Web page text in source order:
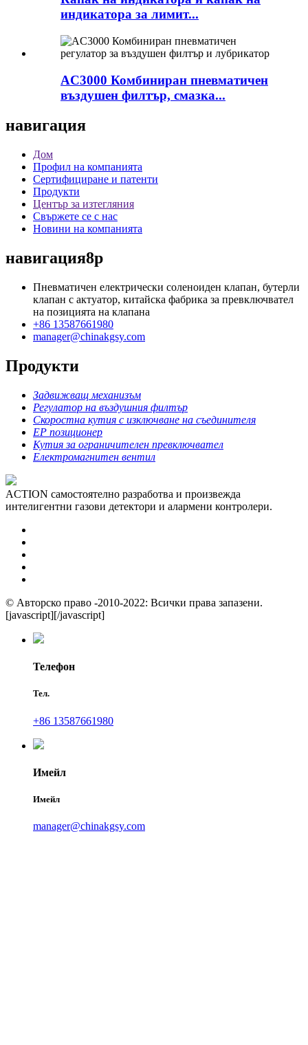
индикатора за лимит...
AC3000 Комбиниран пневматичен
въздушен филтър, смазка...
навигация
Дом
Профил на компанията
Сертифициране и патенти
Продукти
Център за изтегляния
Свържете се с нас
Новини на компанията
навигация8p
Пневматичен електрически соленоиден клапан, бутерли
клапан с актуатор, китайска фабрика за превключвател
на позицията на клапана
+86 13587661980
manager@chinakgsy.com
Продукти
Задвижващ механизъм
Регулатор на въздушния филтър
Скоростна кутия с изключване на съединителя
EP позиционер
Кутия за ограничителен превключвател
Електромагнитен вентил
ACTION самостоятелно разработва и произвежда
интелигентни газови детектори и алармени контролери.
© Авторско право -2010-2022: Всички права запазени.
[javascript][/javascript]
Телефон
Тел.
+86 13587661980
Имейл
Имейл
manager@chinakgsy.com